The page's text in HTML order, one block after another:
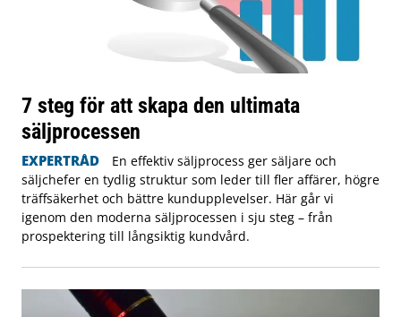
7 steg för att skapa den ultimata
säljprocessen
EXPERTRÅD
En effektiv säljprocess ger säljare och
säljchefer en tydlig struktur som leder till fler affärer, högre
träffsäkerhet och bättre kundupplevelser. Här går vi
igenom den moderna säljprocessen i sju steg – från
prospektering till långsiktig kundvård.